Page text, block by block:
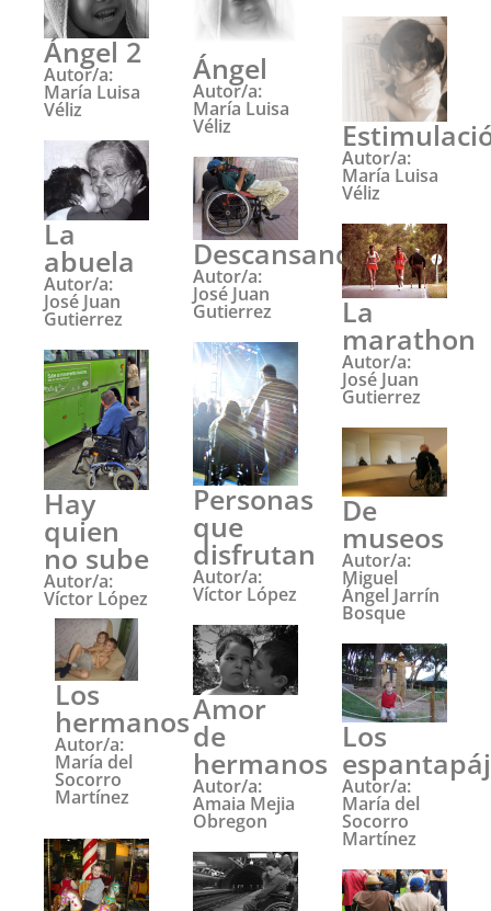
Ángel 2
Autor/a:
María Luisa
Véliz
La
abuela
Autor/a:
José Juan
Gutierrez
Hay
quien
no sube
Autor/a:
Víctor López
Los
hermanos
Autor/a:
María del
Socorro
Martínez
Ángel
Autor/a:
María Luisa
Véliz
Descansando
Autor/a:
José Juan
Gutierrez
Personas
que
disfrutan
Autor/a:
Víctor López
Amor
de
hermanos
Autor/a:
Amaia Mejia
Obregon
Autor/a:
María Luisa
Véliz
La
marathon
Autor/a:
José Juan
Gutierrez
De
museos
Autor/a:
Miguel
Ángel Jarrín
Bosque
Los
Autor/a:
María del
Socorro
Martínez